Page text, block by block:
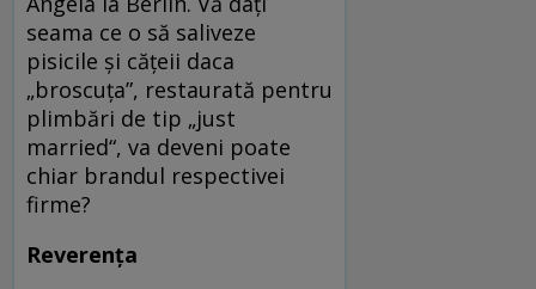
seama ce o să saliveze
pisicile și cățeii daca
„broscuța”, restaurată pentru
plimbări de tip „just
married“, va deveni poate
chiar brandul respectivei
firme?
Reverența